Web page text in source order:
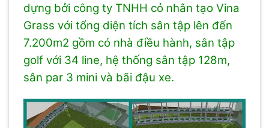
dựng bởi công ty TNHH cỏ nhân tạo Vina
Grass với tổng diện tích sân tập lên đến
7.200m2 gồm có nhà điều hành, sân tập
golf với 34 line, hệ thống sân tập 128m,
sân par 3 mini và bãi đậu xe.